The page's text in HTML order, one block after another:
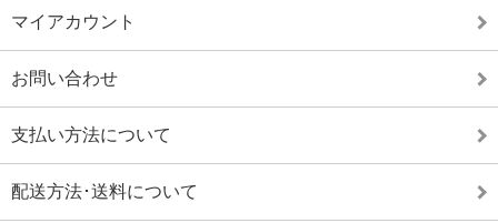
マイアカウント
お問い合わせ
支払い方法について
配送方法･送料について